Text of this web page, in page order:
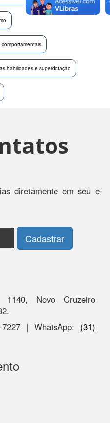
habilidades e superdotação
diretamente em seu e-
1140, Novo Cruzeiro
7227 | WhatsApp: (31)